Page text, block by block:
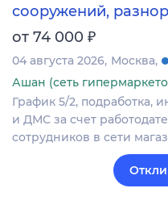
сооружений,
от 74 000 ₽
04 августа 2026 Москва
Ашан (сеть
График 5/2, подработка,
и ДМС за счет
сотрудников в сети